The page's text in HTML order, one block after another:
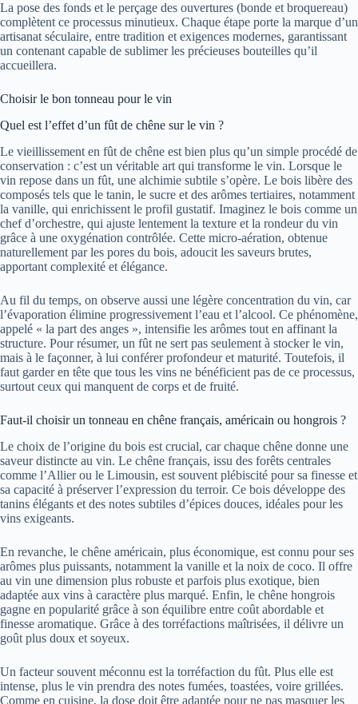
La pose des fonds et le perçage des ouvertures (bonde et broquereau)
complètent ce processus minutieux. Chaque étape porte la marque d’un
artisanat séculaire, entre tradition et exigences modernes, garantissant
un contenant capable de sublimer les précieuses bouteilles qu’il
accueillera.
Choisir le bon tonneau pour le vin
Quel est l’effet d’un fût de chêne sur le vin ?
Le vieillissement en fût de chêne est bien plus qu’un simple procédé de
conservation : c’est un véritable art qui transforme le vin. Lorsque le
vin repose dans un fût, une alchimie subtile s’opère. Le bois libère des
composés tels que le tanin, le sucre et des arômes tertiaires, notamment
la vanille, qui enrichissent le profil gustatif. Imaginez le bois comme un
chef d’orchestre, qui ajuste lentement la texture et la rondeur du vin
grâce à une oxygénation contrôlée. Cette micro-aération, obtenue
naturellement par les pores du bois, adoucit les saveurs brutes,
apportant complexité et élégance.
Au fil du temps, on observe aussi une légère concentration du vin, car
l’évaporation élimine progressivement l’eau et l’alcool. Ce phénomène,
appelé « la part des anges », intensifie les arômes tout en affinant la
structure. Pour résumer, un fût ne sert pas seulement à stocker le vin,
mais à le façonner, à lui conférer profondeur et maturité. Toutefois, il
faut garder en tête que tous les vins ne bénéficient pas de ce processus,
surtout ceux qui manquent de corps et de fruité.
Faut-il choisir un tonneau en chêne français, américain ou hongrois ?
Le choix de l’origine du bois est crucial, car chaque chêne donne une
saveur distincte au vin. Le chêne français, issu des forêts centrales
comme l’Allier ou le Limousin, est souvent plébiscité pour sa finesse et
sa capacité à préserver l’expression du terroir. Ce bois développe des
tanins élégants et des notes subtiles d’épices douces, idéales pour les
vins exigeants.
En revanche, le chêne américain, plus économique, est connu pour ses
arômes plus puissants, notamment la vanille et la noix de coco. Il offre
au vin une dimension plus robuste et parfois plus exotique, bien
adaptée aux vins à caractère plus marqué. Enfin, le chêne hongrois
gagne en popularité grâce à son équilibre entre coût abordable et
finesse aromatique. Grâce à des torréfactions maîtrisées, il délivre un
goût plus doux et soyeux.
Un facteur souvent méconnu est la torréfaction du fût. Plus elle est
intense, plus le vin prendra des notes fumées, toastées, voire grillées.
Comme en cuisine, la dose doit être adaptée pour ne pas masquer les